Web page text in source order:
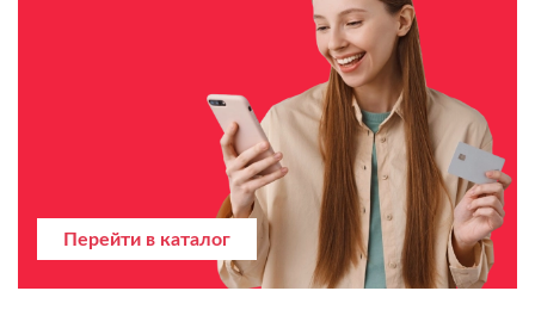
Перейти в каталог